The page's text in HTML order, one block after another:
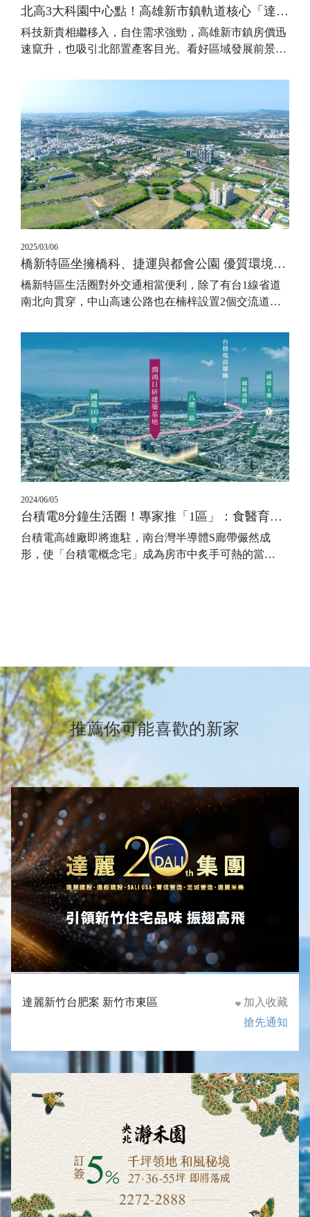
北高3大科園中心點！高雄新市鎮軌道核心「達麗世界學」宜業宜居
科技新貴相繼移入，自住需求強勁，高雄新市鎮房價迅
速竄升，也吸引北部置產客目光。看好區域發展前景…
2025/03/06
橋新特區坐擁橋科、捷運與都會公園 優質環境加持後市看俏
橋新特區生活圈對外交通相當便利，除了有台1線省道
南北向貫穿，中山高速公路也在楠梓設置2個交流道…
2024/06/05
台積電8分鐘生活圈！專家推「1區」：食醫育樂全到位
台積電高雄廠即將進駐，南台灣半導體S廊帶儼然成
形，使「台積電概念宅」成為房市中炙手可熱的當…
推薦你可能喜歡的新家
達麗新竹台肥案 新竹市東區
加入收藏
搶先通知